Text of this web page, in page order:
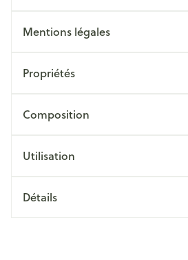
Mentions légales
Propriétés
Composition
Utilisation
Détails